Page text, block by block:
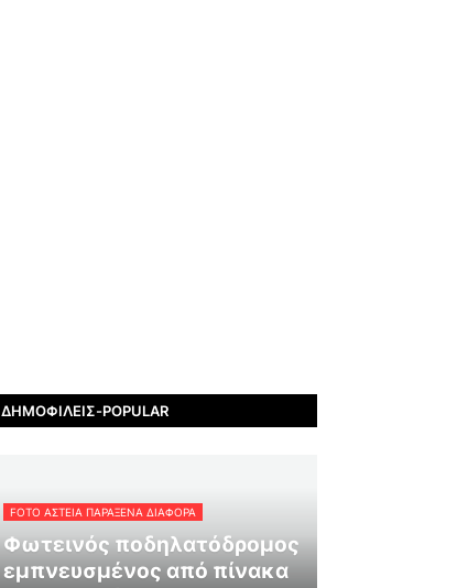
ΔΗΜΟΦΙΛΕΊΣ-POPULAR
FOTO ΑΣΤΕΙΑ ΠΑΡΑΞΕΝΑ ΔΙΑΦΟΡΑ
Φωτεινός ποδηλατόδρομος
εμπνευσμένος από πίνακα